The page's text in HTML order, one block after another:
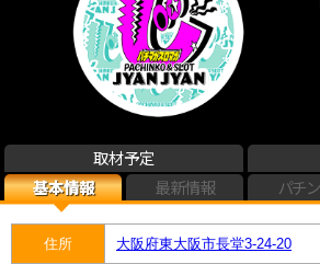
取材予定
基本情報
最新情報 パチ
住所 大阪府東大阪市長堂3-24-20